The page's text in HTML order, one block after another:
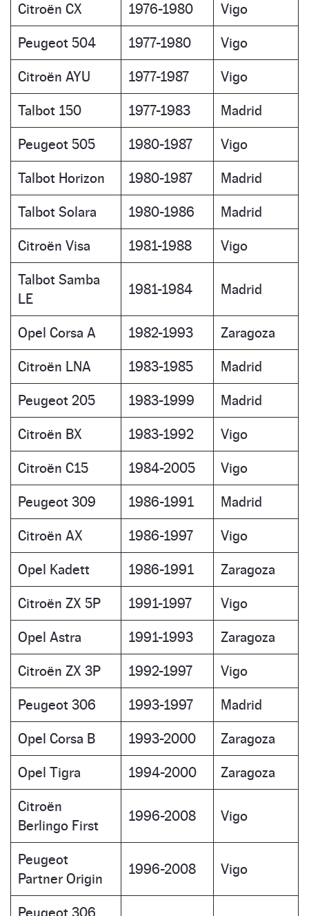
Citroën CX 1976-1980 Vigo
Peugeot 504 1977-1980 Vigo
Citroën AYU 1977-1987 Vigo
Talbot 150 1977-1983 Madrid
Peugeot 505 1980-1987 Vigo
Talbot Horizon 1980-1987 Madrid
Talbot Solara 1980-1986 Madrid
Citroën Visa 1981-1988 Vigo
Talbot Samba
LE
1981-1984 Madrid
Opel Corsa A 1982-1993 Zaragoza
Citroën LNA 1983-1985 Madrid
Peugeot 205 1983-1999 Madrid
Citroën BX 1983-1992 Vigo
Citroën C15 1984-2005 Vigo
Peugeot 309 1986-1991 Madrid
Citroën AX 1986-1997 Vigo
Opel Kadett 1986-1991 Zaragoza
Citroën ZX 5P 1991-1997 Vigo
Opel Astra 1991-1993 Zaragoza
Citroën ZX 3P 1992-1997 Vigo
Peugeot 306 1993-1997 Madrid
Opel Corsa B 1993-2000 Zaragoza
Opel Tigra 1994-2000 Zaragoza
Citroën
Berlingo First
1996-2008 Vigo
Peugeot
Partner Origin
1996-2008 Vigo